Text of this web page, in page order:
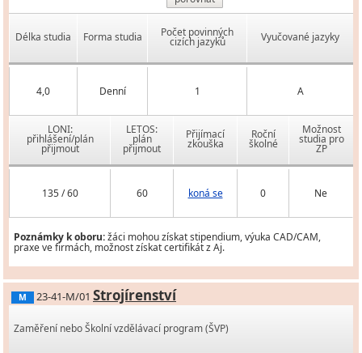
Délka studia Forma studia Počet povinných
cizích jazyků Vyučované jazyky
4,0 Denní 1 A
LONI:
přihlášení/plán
přijmout
LETOS:
plán
přijmout
Přijímací
zkouška
Roční
školné
Možnost
studia pro
ZP
135 / 60 60 koná se 0 Ne
Poznámky k oboru:žáci mohou získat stipendium, výuka CAD/CAM,
praxe ve firmách, možnost získat certifikát z Aj.
M 23-41-M/01 Strojírenství
Zaměření nebo Školní vzdělávací program (ŠVP)